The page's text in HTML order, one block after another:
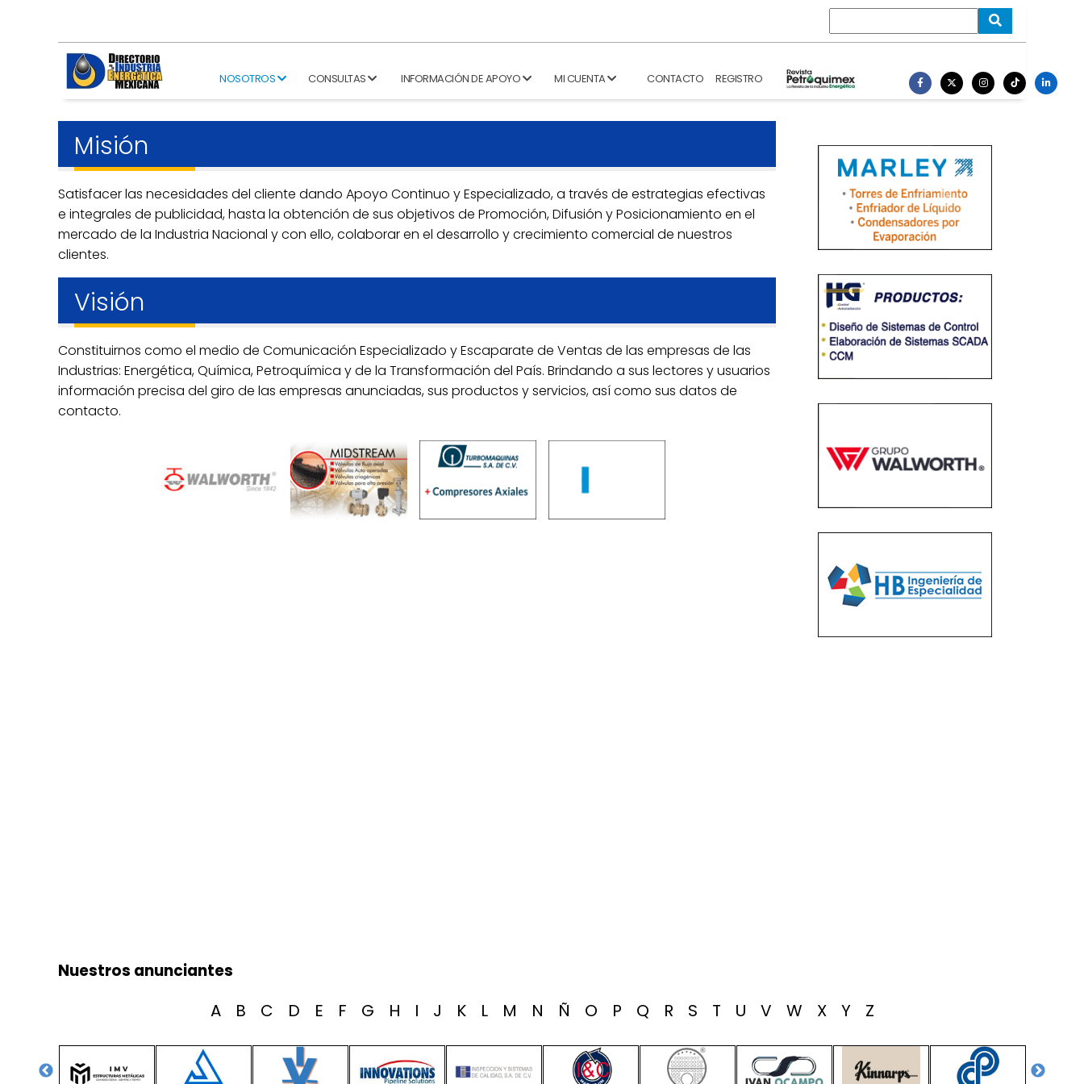
NOSOTROS CONSULTAS INFORMACIÓN DE APOYO MI CUENTA CONTACTO REGISTRO
Misión
Satisfacer las necesidades del cliente dando Apoyo Continuo y Especializado, a través de estrategias efectivas
e integrales de publicidad, hasta la obtención de sus objetivos de Promoción, Difusión y Posicionamiento en el
mercado de la Industria Nacional y con ello, colaborar en el desarrollo y crecimiento comercial de nuestros
clientes.
Visión
Constituirnos como el medio de Comunicación Especializado y Escaparate de Ventas de las empresas de las
Industrias: Energética, Química, Petroquímica y de la Transformación del País. Brindando a sus lectores y usuarios
información precisa del giro de las empresas anunciadas, sus productos y servicios, así como sus datos de
contacto.
Nuestros anunciantes
A B C D E F G H I J K L M N Ñ O P Q R S T U V W X Y Z